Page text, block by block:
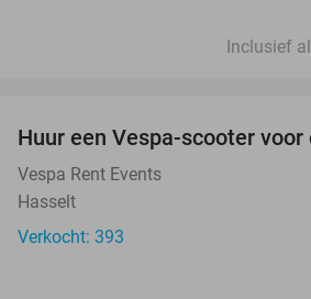
Inclusief
Huur een Vespa-scooter voor
Vespa Rent Events
Hasselt
Verkocht: 393